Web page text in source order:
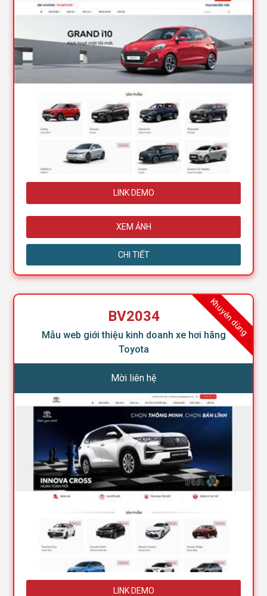
LINK DEMO
XEM ẢNH
CHI TIẾT
Khuyên dùng
BV2034
Mẫu web giới thiệu kinh doanh xe hơi hãng
Toyota
Mời liên hệ
LINK DEMO